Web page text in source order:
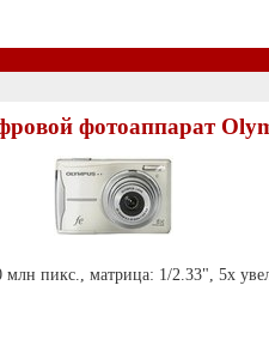
фотоаппарат
млн пикс., матрица: 1/2.33", 5х